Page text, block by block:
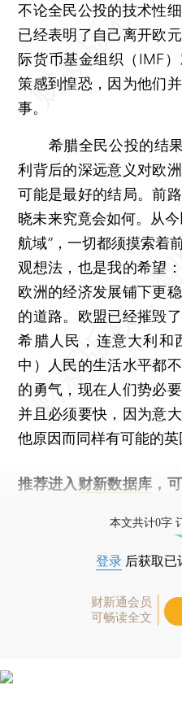
不论全民公投的技术性
已经表明了自己离开欧
际货币基金组织（IMF
策感到惶恐，因为他们
事。
希腊全民公投的结果
利背后的深远意义对欧
可能是最好的结局。前
晓未来究竟会如何。从
航域”，一切都须摸索着
观想法，也是我的希望
欧洲的经济发展铺下更
的道路。欧盟已经摧毁
希腊人民，连意大利和
中）人民的生活水平都
的勇气，现在人们势必
并且必须要快，因为意
他原因而同样有可能的英
推荐进入 财新数据库 ，
本文共计0字
登录 后获取已
财新通会员
可畅读全文